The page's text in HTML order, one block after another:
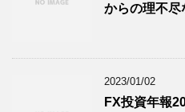
からの理不尽
2023/01/02
FX投資年報